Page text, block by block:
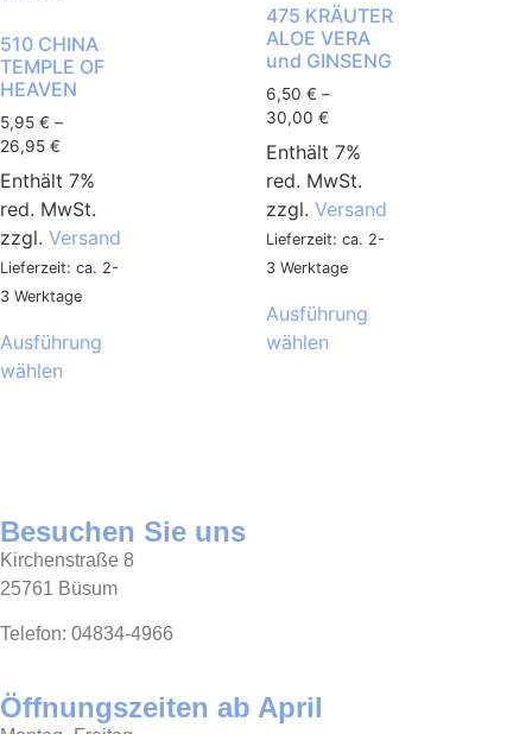
510 CHINA
TEMPLE OF
HEAVEN
5,95 € –
26,95 €
Enthält 7%
red. MwSt.
zzgl. Versand
Lieferzeit: ca. 2-
3 Werktage
Ausführung
wählen
475 KRÄUTER
ALOE VERA
und GINSENG
6,50 € –
30,00 €
Enthält 7%
red. MwSt.
zzgl. Versand
Lieferzeit: ca. 2-
3 Werktage
Ausführung
wählen
Besuchen Sie uns
Kirchenstraße 8
25761 Büsum
Telefon: 04834-4966
Öffnungszeiten ab April